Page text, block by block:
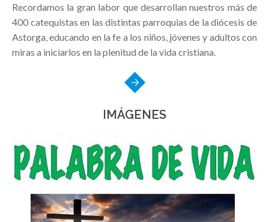
Recordamos la gran labor que desarrollan nuestros más de
400 catequistas en las distintas parroquias de la diócesis de
Astorga, educando en la fe a los niños, jóvenes y adultos con
miras a iniciarlos en la plenitud de la vida cristiana.
IMÁGENES